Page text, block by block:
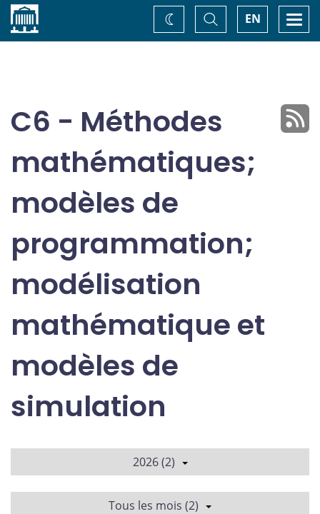
Accueil EN
Basculer
la
recherche
Changez
de
C6 - Méthodes
mathématiques;
modèles de
programmation;
modélisation
mathématique et
modèles de
simulation
2026 (2)
Tous les mois (2)